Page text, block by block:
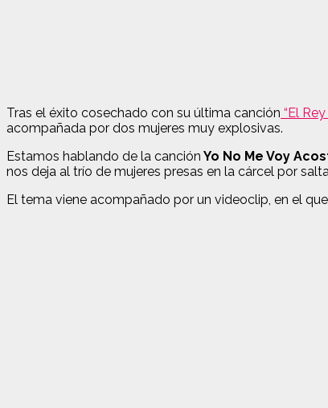
Tras el éxito cosechado con su última canción “El
acompañada por dos mujeres muy explosivas.
Estamos hablando de la canción Yo No Me Voy
nos deja al trío de mujeres presas en la cárcel por
El tema viene acompañado por un videoclip, en el